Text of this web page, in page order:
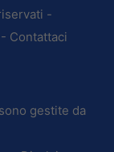
-
Contattaci
gestite da